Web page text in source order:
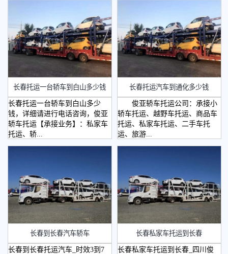
长春托运一台轿车到白山多少钱
长春托运一台轿车到白山多少
钱，详细请进行电话咨询，俊亚
轿车托运【承接业务】：私家车
托运、轿...
长春托运汽车到通化多少钱
俊亚轿车托运公司：承接小
轿车托运、越野车托运、商品车
托运、私家车托运、二手车托
运、旅游...
长春到长春汽车轿车
长春到长春托运汽车_时效3到7
长春私家车托运到长春
长春私家车托运到长春_四川俊